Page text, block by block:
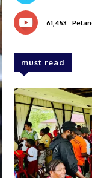
61,453
must read